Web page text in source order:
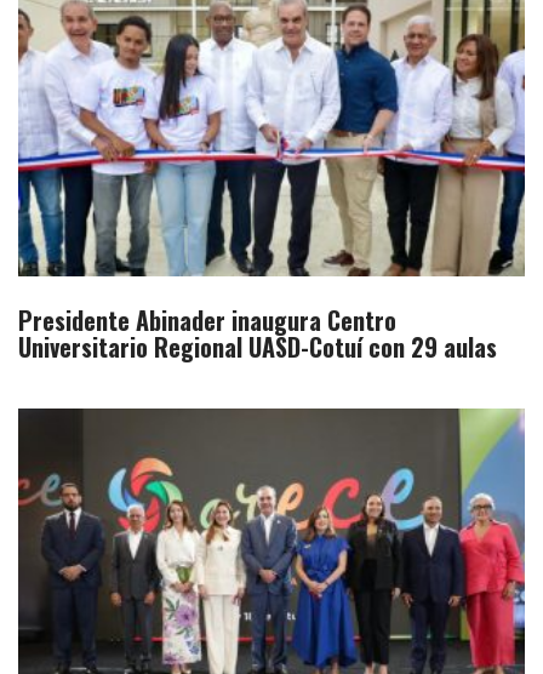
Presidente Abinader inaugura Centro
Universitario Regional UASD-Cotuí con 29 aulas